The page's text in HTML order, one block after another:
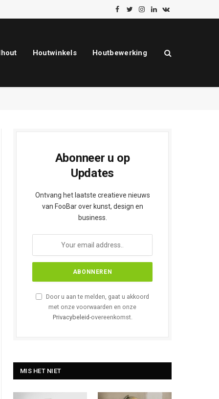
Facebook
TwitterInstagram
LinkedInVKontakte
Houtwinkels Houtbewerking
Abonneer u op
Updates
Ontvang het laatste creatieve nieuws
van FooBar over kunst, design en
business.
Door u aan te melden, gaat u akkoord
met onze voorwaarden en onze
Privacybeleid-overeenkomst.
MIS HET NIET